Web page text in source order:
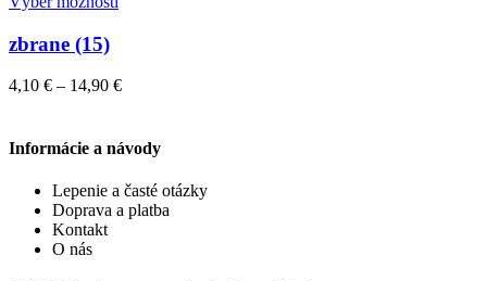
na
variantov.
vybrať
stránke
produktu.
zbrane (15)
4,10 € – 14,90 €Price
through
14,90 €
Informácie a návody
Lepenie a časté otázky
Doprava a platba
Kontakt
O nás